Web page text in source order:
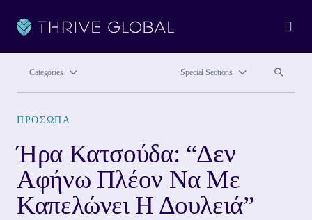
Categories Special Sections Search site
ΠΡΌΣΩΠΑ
Ήρα Κατσούδα: “Δεν
Αφήνω Πλέον Να Με
Καπελώνει Η Δουλειά”